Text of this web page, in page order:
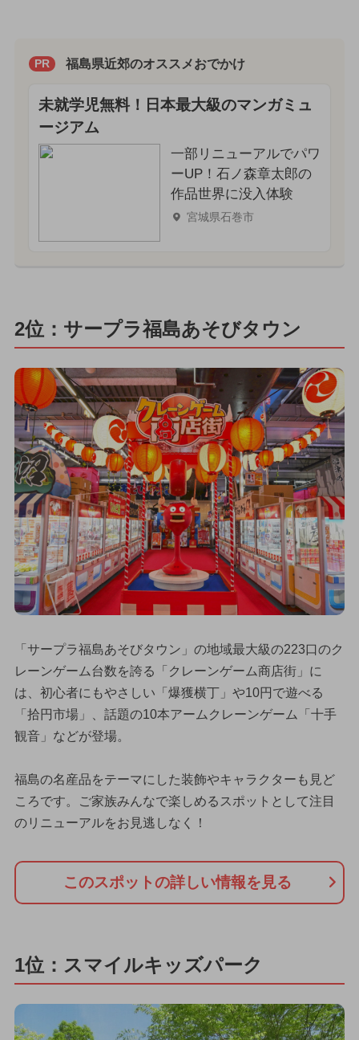
PR 福島県近郊のオススメおでかけ
未就学児無料！日本最大級のマンガミュ
ージアム
一部リニューアルでパワ
ーUP！石ノ森章太郎の
作品世界に没入体験
宮城県石巻市
2位：サープラ福島あそびタウン
「サープラ福島あそびタウン」の地域最大級の223口のク
レーンゲーム台数を誇る「クレーンゲーム商店街」に
は、初心者にもやさしい「爆獲横丁」や10円で遊べる
「拾円市場」、話題の10本アームクレーンゲーム「十手
観音」などが登場。
福島の名産品をテーマにした装飾やキャラクターも見ど
ころです。ご家族みんなで楽しめるスポットとして注目
のリニューアルをお見逃しなく！
このスポットの詳しい情報を見る
1位：スマイルキッズパーク